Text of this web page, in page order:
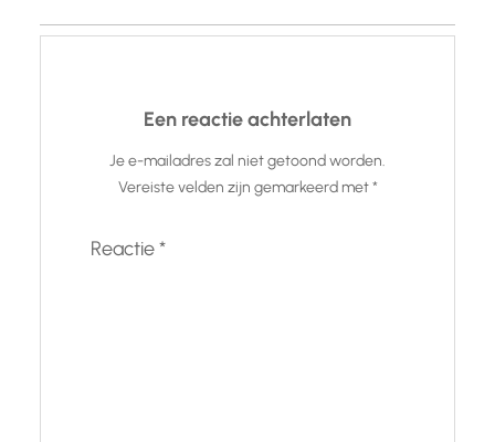
Een reactie achterlaten
Je e-mailadres zal niet getoond worden.
Vereiste velden zijn gemarkeerd met*
Reactie*